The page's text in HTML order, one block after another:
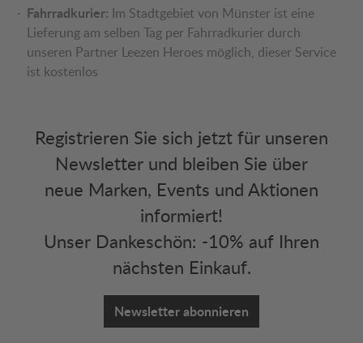
Fahrradkurier: Im Stadtgebiet von Münster ist eine
Lieferung am selben Tag per Fahrradkurier durch
unseren Partner Leezen Heroes möglich, dieser Service
ist kostenlos
Registrieren Sie sich jetzt für unseren
Newsletter und bleiben Sie über
neue Marken, Events und Aktionen
informiert!
Unser Dankeschön: -10% auf Ihren
nächsten Einkauf.
Newsletter abonnieren